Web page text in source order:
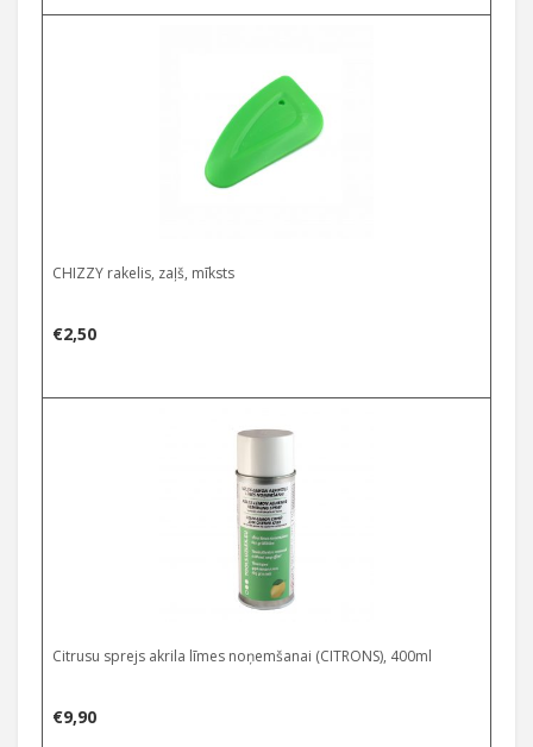
CHIZZY rakelis, zaļš, mīksts
€2,50
Citrusu sprejs akrila līmes noņemšanai (CITRONS), 400ml
€9,90